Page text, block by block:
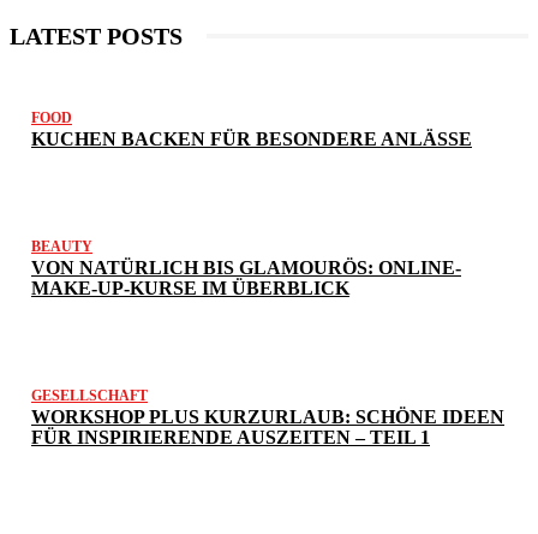
LATEST POSTS
FOOD
KUCHEN BACKEN FÜR BESONDERE ANLÄSSE
BEAUTY
VON NATÜRLICH BIS GLAMOURÖS: ONLINE-
MAKE-UP-KURSE IM ÜBERBLICK
GESELLSCHAFT
WORKSHOP PLUS KURZURLAUB: SCHÖNE IDEEN
FÜR INSPIRIERENDE AUSZEITEN – TEIL 1